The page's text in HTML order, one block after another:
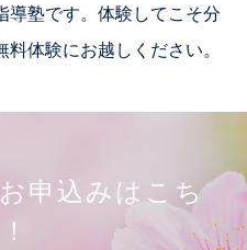
導塾です。体験してこそ分
体験にお越しください。
申込みはこち